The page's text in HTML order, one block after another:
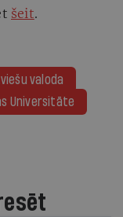
šeit.
valoda
Universitāte